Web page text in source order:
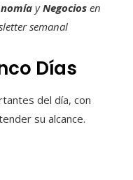
yNegocios en
semanal
Días
del día, con
su alcance.